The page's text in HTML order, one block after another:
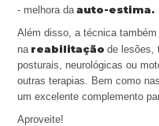
- melhora da auto-estima.
Além disso, a técnica
na reabilitação de lesões,
posturais, neurológicas ou
outras terapias. Bem como
um excelente complemento
Aproveite!